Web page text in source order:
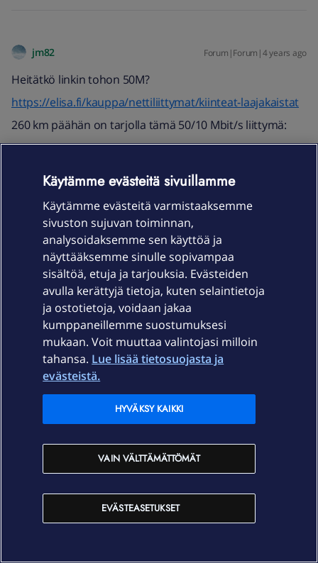
jm82 Forum|Forum|4 years ago
Heitätkö linkin tohon 50M?
https://elisa.fi/kauppa/nettiliittymat/kiinteat-laajakaistat
260 km päähän on tarjolla tämä 50/10 Mbit/s liittymä:
Euron tai parin kuukausisäästön takia hampaat irvessä
Täällä ero on 31 €/kk, eikä Elisan VDSL2:sta ole saatavilla.
Käytämme evästeitä sivuillamme
Käytämme evästeitä varmistaaksemme
sivuston sujuvan toiminnan,
analysoidaksemme sen käyttöä ja
näyttääksemme sinulle sopivampaa
sisältöä, etuja ja tarjouksia. Evästeiden
avulla kerättyjä tietoja, kuten selaintietoja
ja ostotietoja, voidaan jakaa
kumppaneillemme suostumuksesi
mukaan. Voit muuttaa valintojasi milloin
tahansa. Lue lisää tietosuojasta ja
evästeistä.
EVÄSTEASETUKSET
VAIN VÄLTTÄMÄTTÖMÄT
HYVÄKSY KAIKKI